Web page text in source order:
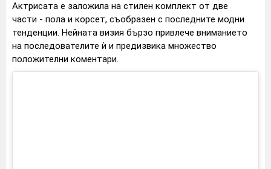
Актрисата е заложила на стилен комплект от две
части - пола и корсет, съобразен с последните модни
тенденции. Нейната визия бързо привлече вниманието
на последователите ѝ и предизвика множество
положителни коментари.